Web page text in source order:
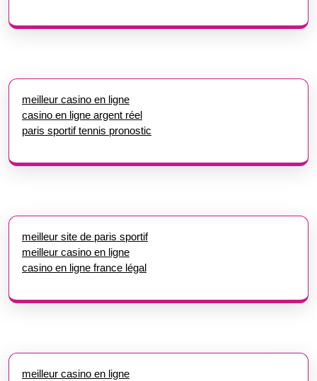
meilleur casino en ligne
casino en ligne argent réel
paris sportif tennis pronostic
meilleur site de paris sportif
meilleur casino en ligne
casino en ligne france légal
meilleur casino en ligne